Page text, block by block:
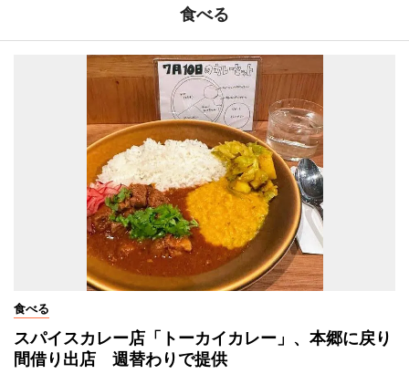
食べる
食べる
スパイスカレー店「トーカイカレー」、本郷に戻り
間借り出店 週替わりで提供